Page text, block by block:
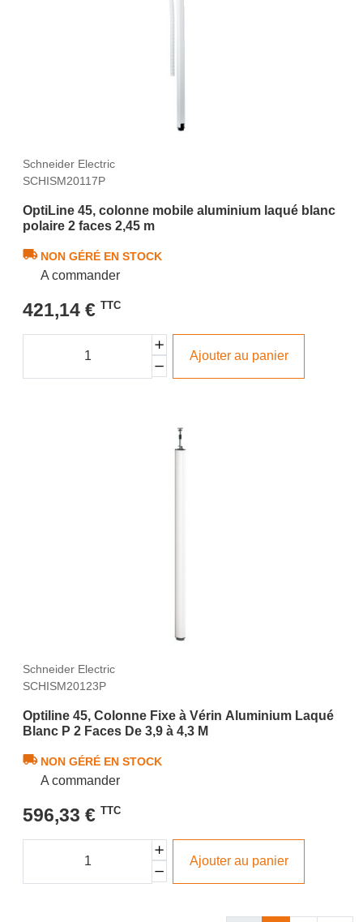
Schneider Electric
SCHISM20117P
OptiLine 45, colonne mobile aluminium laqué blanc
polaire 2 faces 2,45 m
NON GÉRÉ EN STOCK
A commander
421,14 € TTC
Ajouter au panier
Schneider Electric
SCHISM20123P
Optiline 45, Colonne Fixe à Vérin Aluminium Laqué
Blanc P 2 Faces De 3,9 à 4,3 M
NON GÉRÉ EN STOCK
A commander
596,33 € TTC
Ajouter au panier